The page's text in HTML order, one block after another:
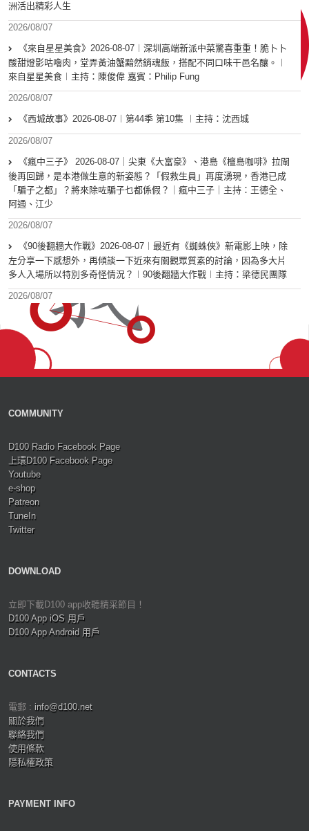
洲活出精彩人生
2026/08/07
《來自星星美食》2026-08-07︱深圳高端新派中菜驚喜重重！脆卜卜
酸甜燈影咕嚕肉，堂弄黃油蟹黯然銷魂飯，搭配不同口味干邑名釀。︱
來自星星美食︱主持：陳俊偉 嘉賓：Philip Fung
2026/08/07
《西城故事》2026-08-07︱第44季 第10集 ︱主持：沈西城
2026/08/07
《瘋中三子》 2026-08-07｜尖東《大富豪》、港島《檀島咖啡》拉閘
後再回歸，是本港做生意的新姿態？「假救生員」再度湧現，香港已成
「騙子之都」？將來除咗騙子乜都係假？｜瘋中三子｜主持：王德全、
阿通、江少
2026/08/07
《90後翻牆大作戰》2026-08-07︱最近有《蜘蛛俠》新電影上映，除
左分享一下感想外，再傾談一下近來有關觀眾質素的討論，因為多大片
多人入場所以特別多奇怪情況？︱90後翻牆大作戰︱主持：梁德民團隊
2026/08/07
COMMUNITY
D100 Radio Facebook Page
上環D100 Facebook Page
Youtube
e-shop
Patreon
TuneIn
Twitter
DOWNLOAD
立即下載D100 app收聽精采節目！
D100 App iOS 用戶
D100 App Android 用戶
CONTACTS
電郵 : info@d100.net
關於我們
聯絡我們
使用條款
隱私權政策
PAYMENT INFO